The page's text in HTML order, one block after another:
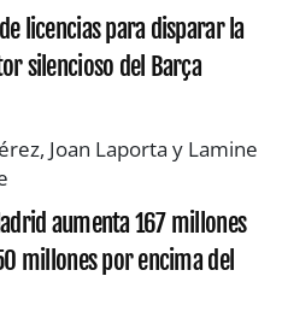
licencias para disparar la
silencioso del Barça
aumenta 167 millones
millones por encima del